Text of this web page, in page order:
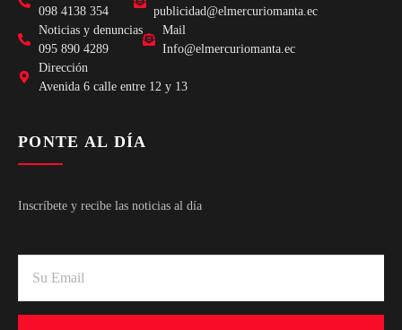
098 4138 354
publicidad@elmercuriomanta.ec
Noticias y denuncias
095 890 4289
Mail
Info@elmercuriomanta.ec
Dirección
Avenida 6 calle entre 12 y 13
PONTE AL DÍA
Inscríbete y recibe las noticias al día